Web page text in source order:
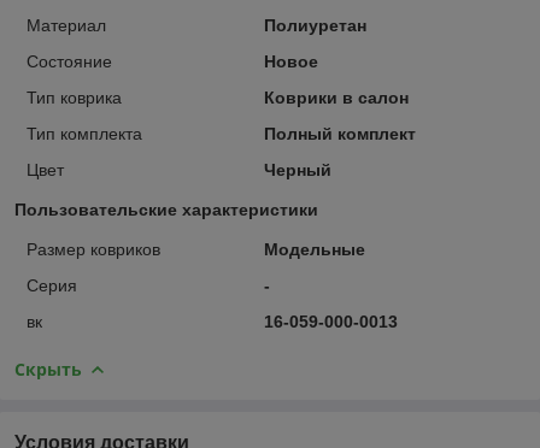
Материал
Полиуретан
Состояние
Новое
Тип коврика
Коврики в салон
Тип комплекта
Полный комплект
Цвет
Черный
Пользовательские характеристики
Размер ковриков
Модельные
Серия
-
вк
16-059-000-0013
Скрыть
Условия доставки